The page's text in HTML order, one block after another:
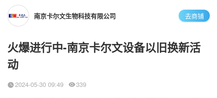
南京卡尔文生物科技有限公司 去商铺
火爆进行中-南京卡尔文设备以旧换新活
动
2024-05-30 09:49 339